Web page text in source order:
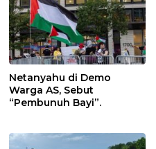
Netanyahu di Demo
Warga AS, Sebut
“Pembunuh Bayi”.